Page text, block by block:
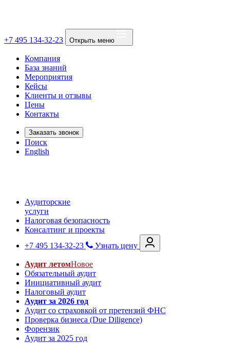
+7 495 134-32-23 Открыть меню
Компания
База знаний
Мероприятия
Кейсы
Клиенты и отзывы
Цены
Контакты
Заказать звонок
Поиск
English
Аудиторские
услуги
Налоговая безопасность
Консалтинг и проекты
+7 495 134-32-23
Узнать цену
Аудит летомНовое
Обязательный аудит
Инициативный аудит
Налоговый аудит
Аудит за 2026 год
Аудит со страховкой от претензий ФНС
Проверка бизнеса (Due Diligence)
Форензик
Аудит за 2025 год